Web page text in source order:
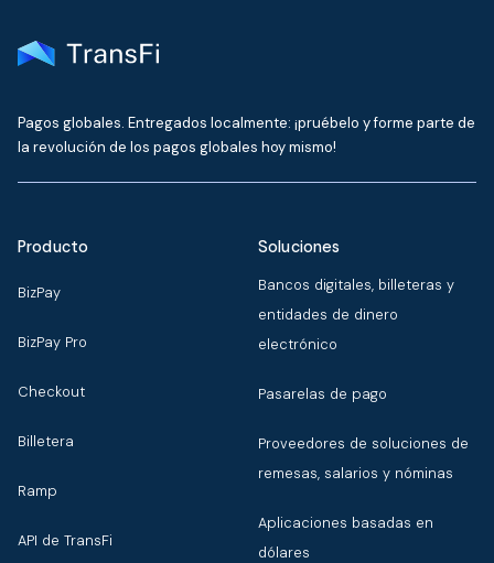
Pagos globales. Entregados localmente: ¡pruébelo y forme parte de
la revolución de los pagos globales hoy mismo!
Producto
BizPay
BizPay Pro
Checkout
Billetera
Ramp
API de TransFi
Soluciones
Bancos digitales, billeteras y
entidades de dinero
electrónico
Pasarelas de pago
Proveedores de soluciones de
remesas, salarios y nóminas
Aplicaciones basadas en
dólares